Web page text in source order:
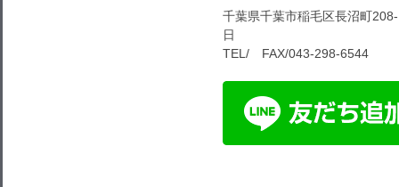
千葉県千葉市稲毛区長沼町
日
TEL/ FAX/043-298-6544